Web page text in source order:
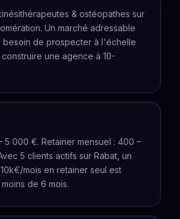
& ostéopathes sur
Un marché adressable
de prospecter à l'échelle
une agence à 10-
5 000 €. Retainer mensuel : 400 –
5 clients actifs sur Rabat, un
mois en retainer seul est
de 6 mois.